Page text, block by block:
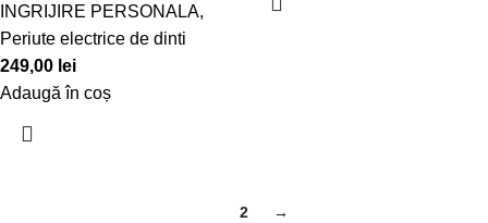
INGRIJIRE PERSONALA,
Periute electrice de dinti
249,00 lei
Adaugă în coș
2 →